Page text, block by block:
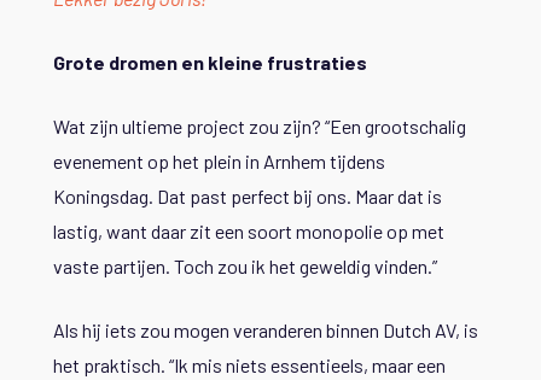
Grote dromen en kleine frustraties
Wat zijn ultieme project zou zijn? “Een grootschalig
evenement op het plein in Arnhem tijdens
Koningsdag. Dat past perfect bij ons. Maar dat is
lastig, want daar zit een soort monopolie op met
vaste partijen. Toch zou ik het geweldig vinden.”
Als hij iets zou mogen veranderen binnen Dutch AV, is
het praktisch. “Ik mis niets essentieels, maar een